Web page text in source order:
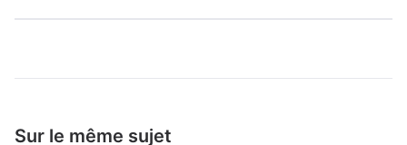
Sur le même sujet